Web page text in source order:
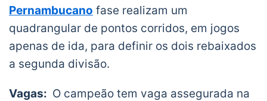
Pernambucano fase realizam um
quadrangular de pontos corridos, em jogos
apenas de ida, para definir os dois rebaixados
a segunda divisão.
Vagas: O campeão tem vaga assegurada na